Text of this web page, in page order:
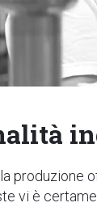
produzione
vi è